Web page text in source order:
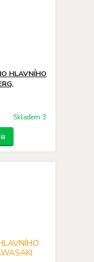
HLAVNÍHO
Skladem 3